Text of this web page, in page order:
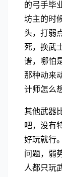
的弓手毕
坊主的时
头，打弱
死，换武
谱，哪怕
那种动来
计师怎么
其他武器
吧，没有
好玩就行
问题，弱
人都只玩